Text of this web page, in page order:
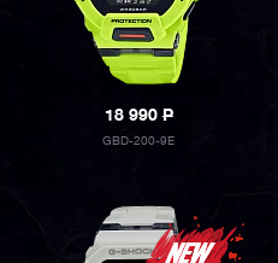
18 990P
GBD-200-9E